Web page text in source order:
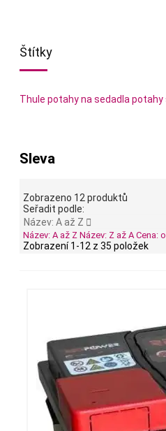
Štítky
Thule potahy na sedadla potahy
Sleva
Zobrazeno 12 produktů
Seřadit podle:
Název: A až Z 
Název: A až Z Název: Z až A Cena:
Zobrazení 1-12 z 35 položek